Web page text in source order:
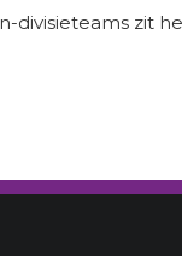
divisieteams zit